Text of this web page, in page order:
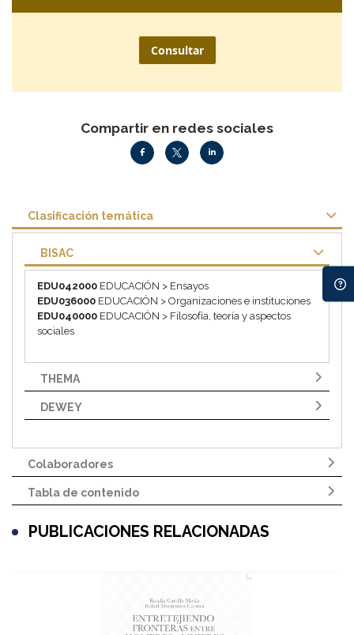
Consultar
Compartir en redes sociales
Clasificación temática
BISAC
EDU042000 EDUCACIÓN > Ensayos
EDU036000 EDUCACIÓN > Organizaciones e instituciones
EDU040000 EDUCACIÓN > Filosofía, teoría y aspectos
sociales
THEMA
DEWEY
Colaboradores
Tabla de contenido
PUBLICACIONES RELACIONADAS